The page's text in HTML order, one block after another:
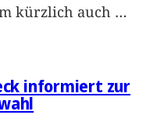
kürzlich auch …
informiert zur